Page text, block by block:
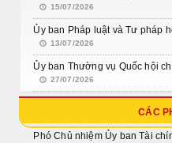
15/07/2026
Ủy ban Pháp luật và Tư pháp
13/07/2026
Ủy ban Thường vụ Quốc hội
27/07/2026
CÁC
Phó Chủ nhiệm Ủy ban Tài